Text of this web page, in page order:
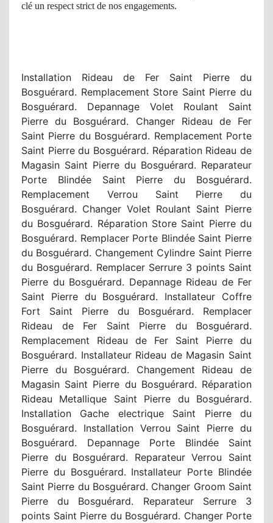
clé un respect strict de nos engagements.
Installation Rideau de Fer Saint Pierre du
Bosguérard. Remplacement Store Saint Pierre du
Bosguérard. Depannage Volet Roulant Saint
Pierre du Bosguérard. Changer Rideau de Fer
Saint Pierre du Bosguérard. Remplacement Porte
Saint Pierre du Bosguérard. Réparation Rideau de
Magasin Saint Pierre du Bosguérard. Reparateur
Porte Blindée Saint Pierre du Bosguérard.
Remplacement Verrou Saint Pierre du
Bosguérard. Changer Volet Roulant Saint Pierre
du Bosguérard. Réparation Store Saint Pierre du
Bosguérard. Remplacer Porte Blindée Saint Pierre
du Bosguérard. Changement Cylindre Saint Pierre
du Bosguérard. Remplacer Serrure 3 points Saint
Pierre du Bosguérard. Depannage Rideau de Fer
Saint Pierre du Bosguérard. Installateur Coffre
Fort Saint Pierre du Bosguérard. Remplacer
Rideau de Fer Saint Pierre du Bosguérard.
Remplacement Rideau de Fer Saint Pierre du
Bosguérard. Installateur Rideau de Magasin Saint
Pierre du Bosguérard. Changement Rideau de
Magasin Saint Pierre du Bosguérard. Réparation
Rideau Metallique Saint Pierre du Bosguérard.
Installation Gache electrique Saint Pierre du
Bosguérard. Installation Verrou Saint Pierre du
Bosguérard. Depannage Porte Blindée Saint
Pierre du Bosguérard. Reparateur Verrou Saint
Pierre du Bosguérard. Installateur Porte Blindée
Saint Pierre du Bosguérard. Changer Groom Saint
Pierre du Bosguérard. Reparateur Serrure 3
points Saint Pierre du Bosguérard. Changer Porte